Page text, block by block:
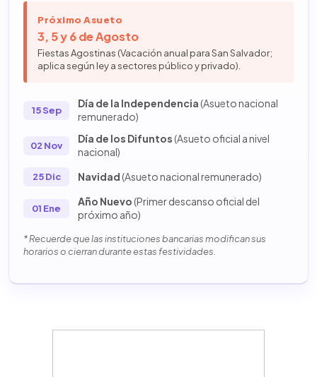
Próximo Asueto
3, 5 y 6 de Agosto
Fiestas Agostinas (Vacación anual para San Salvador;
aplica según ley a sectores público y privado).
15 Sep
Día de la Independencia(Asueto nacional
remunerado)
02 Nov
Día de los Difuntos(Asueto oficial a nivel
nacional)
25 Dic Navidad(Asueto nacional remunerado)
01 Ene
Año Nuevo(Primer descanso oficial del
próximo año)
* Recuerde que las instituciones bancarias modifican sus
horarios o cierran durante estas festividades.